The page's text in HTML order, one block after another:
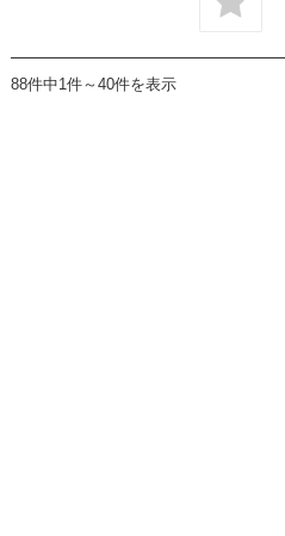
88件中1件～40件を表示